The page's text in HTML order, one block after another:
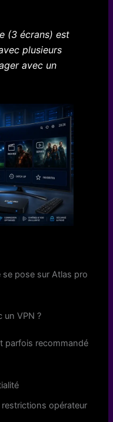
(3 écrans) est
plusieurs
avec un
se pose sur Atlas pro
un VPN ?
parfois recommandé
restrictions opérateur